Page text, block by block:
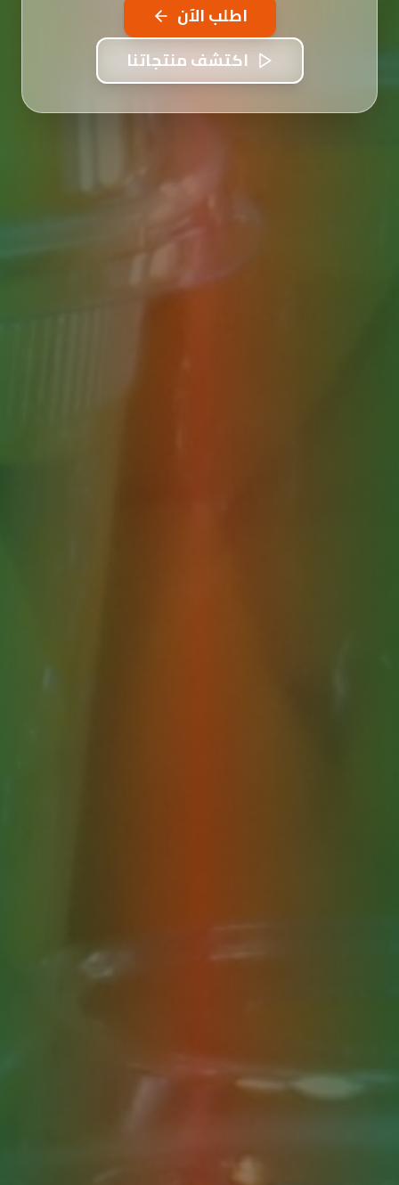
اطلب الآن
اكتشف منتجاتنا